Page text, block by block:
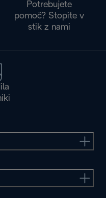
Potrebujete
pomoč? Stopite v
stik z nami